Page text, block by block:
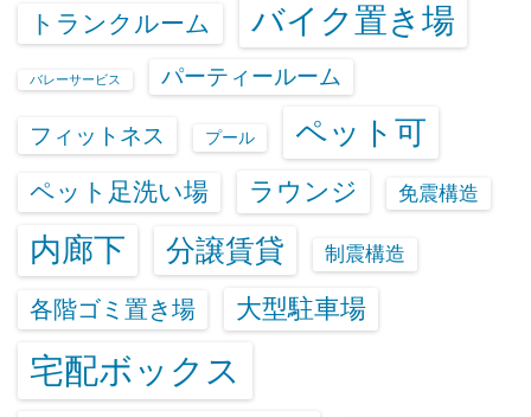
トランクルーム バイク置き場
バレーサービス パーティールーム
フィットネス プール ペット可
ペット足洗い場 ラウンジ 免震構造
内廊下 分譲賃貸 制震構造
各階ゴミ置き場 大型駐車場
宅配ボックス